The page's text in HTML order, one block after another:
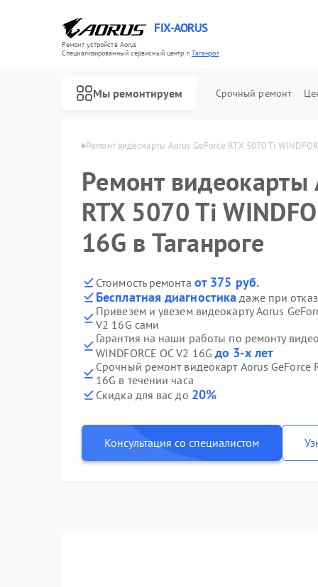
FIX-AORUS
Ремонт устройств Aorus
Специализированный cервисный центр г.Таганрог
Мы ремонтируем Срочный ремонт
Aorus в Таганроге Ремонт видеокарты Aorus GeForce RTX 5070 Ti
Ремонт видеокарты
RTX 5070 Ti
16G в Таганроге
Стоимость ремонта от 375 руб.
Бесплатная диагностика даже при
Привезем и увезем видеокарту Aorus
V2 16G сами
Гарантия на наши работы по ремонту
WINDFORCE OC V2 16Gдо 3-х лет
Срочный ремонт видеокарт Aorus GeForce
16G в течении часа
Скидка для вас до 20%
Консультация со специалистом